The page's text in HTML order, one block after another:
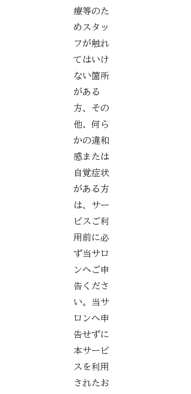
療等のた
めスタッ
フが触れ
てはいけ
ない箇所
がある
方、その
他、何ら
かの違和
感または
自覚症状
がある方
は、サー
ビスご利
用前に必
ず当サロ
ンへご申
告くださ
い。当サ
ロンへ申
告せずに
本サービ
スを利用
されたお